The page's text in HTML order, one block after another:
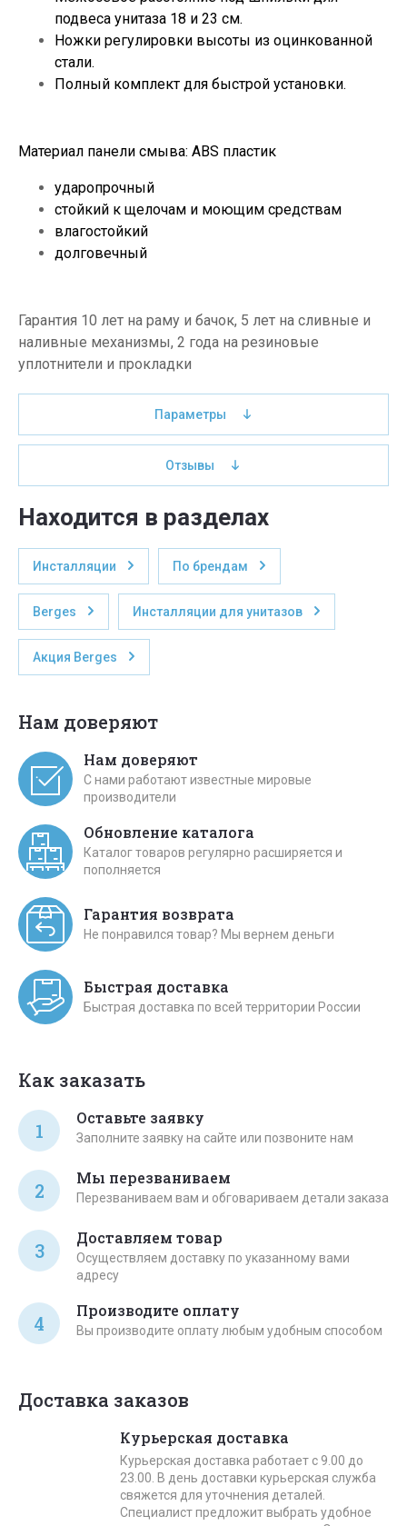
подвеса унитаза 18 и 23 см.
Ножки регулировки высоты из оцинкованной
стали.
Полный комплект для быстрой установки.
Материал панели смыва: ABS пластик
ударопрочный
стойкий к щелочам и моющим средствам
влагостойкий
долговечный
Гарантия 10 лет на раму и бачок, 5 лет на сливные и
наливные механизмы, 2 года на резиновые
уплотнители и прокладки
Параметры
Отзывы
Находится в разделах
Инсталляции По брендам
Berges Инсталляции для унитазов
Акция Berges
Нам доверяют
Нам доверяют
С нами работают известные мировые
производители
Обновление каталога
Каталог товаров регулярно расширяется и
пополняется
Гарантия возврата
Не понравился товар? Мы вернем деньги
Быстрая доставка
Быстрая доставка по всей территории России
Как заказать
1
Оставьте заявку
Заполните заявку на сайте или позвоните нам
2
Мы перезваниваем
Перезваниваем вам и обговариваем детали заказа
3
Доставляем товар
Осуществляем доставку по указанному вами
адресу
4
Производите оплату
Вы производите оплату любым удобным способом
Доставка заказов
Курьерская доставка
Курьерская доставка работает с 9.00 до
23.00. В день доставки курьерская служба
свяжется для уточнения деталей.
Специалист предложит выбрать удобное